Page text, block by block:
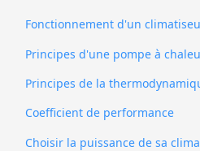
Fonctionnement d'un
Principes d'une pompe à
Principes de la
Coefficient de performance
Choisir la puissance de sa